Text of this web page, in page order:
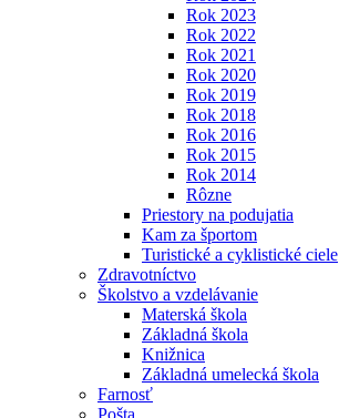
Rok 2023
Rok 2022
Rok 2021
Rok 2020
Rok 2019
Rok 2018
Rok 2016
Rok 2015
Rok 2014
Rôzne
Priestory na podujatia
Kam za športom
Turistické a cyklistické ciele
Zdravotníctvo
Školstvo a vzdelávanie
Materská škola
Základná škola
Knižnica
Základná umelecká škola
Farnosť
Pošta